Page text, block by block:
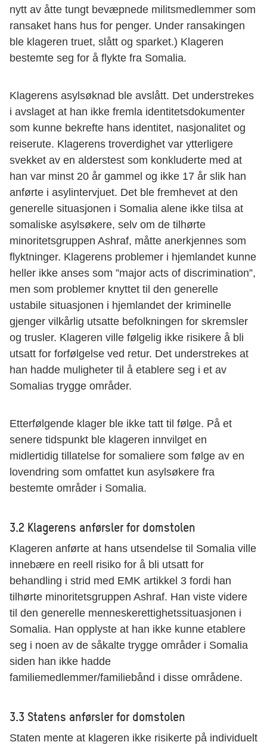
nytt av åtte tungt bevæpnede militsmedlemmer som
ransaket hans hus for penger. Under ransakingen
ble klageren truet, slått og sparket.) Klageren
bestemte seg for å flykte fra Somalia.
Klagerens asylsøknad ble avslått. Det understrekes
i avslaget at han ikke fremla identitetsdokumenter
som kunne bekrefte hans identitet, nasjonalitet og
reiserute. Klagerens troverdighet var ytterligere
svekket av en alderstest som konkluderte med at
han var minst 20 år gammel og ikke 17 år slik han
anførte i asylintervjuet. Det ble fremhevet at den
generelle situasjonen i Somalia alene ikke tilsa at
somaliske asylsøkere, selv om de tilhørte
minoritetsgruppen Ashraf, måtte anerkjennes som
flyktninger. Klagerens problemer i hjemlandet kunne
heller ikke anses som ”major acts of discrimination”,
men som problemer knyttet til den generelle
ustabile situasjonen i hjemlandet der kriminelle
gjenger vilkårlig utsatte befolkningen for skremsler
og trusler. Klageren ville følgelig ikke risikere å bli
utsatt for forfølgelse ved retur. Det understrekes at
han hadde muligheter til å etablere seg i et av
Somalias trygge områder.
Etterfølgende klager ble ikke tatt til følge. På et
senere tidspunkt ble klageren innvilget en
midlertidig tillatelse for somaliere som følge av en
lovendring som omfattet kun asylsøkere fra
bestemte områder i Somalia.
3.2 Klagerens anførsler for domstolen
Klageren anførte at hans utsendelse til Somalia ville
innebære en reell risiko for å bli utsatt for
behandling i strid med EMK artikkel 3 fordi han
tilhørte minoritetsgruppen Ashraf. Han viste videre
til den generelle menneskerettighetssituasjonen i
Somalia. Han opplyste at han ikke kunne etablere
seg i noen av de såkalte trygge områder i Somalia
siden han ikke hadde
familiemedlemmer/familiebånd i disse områdene.
3.3 Statens anførsler for domstolen
Staten mente at klageren ikke risikerte på individuelt